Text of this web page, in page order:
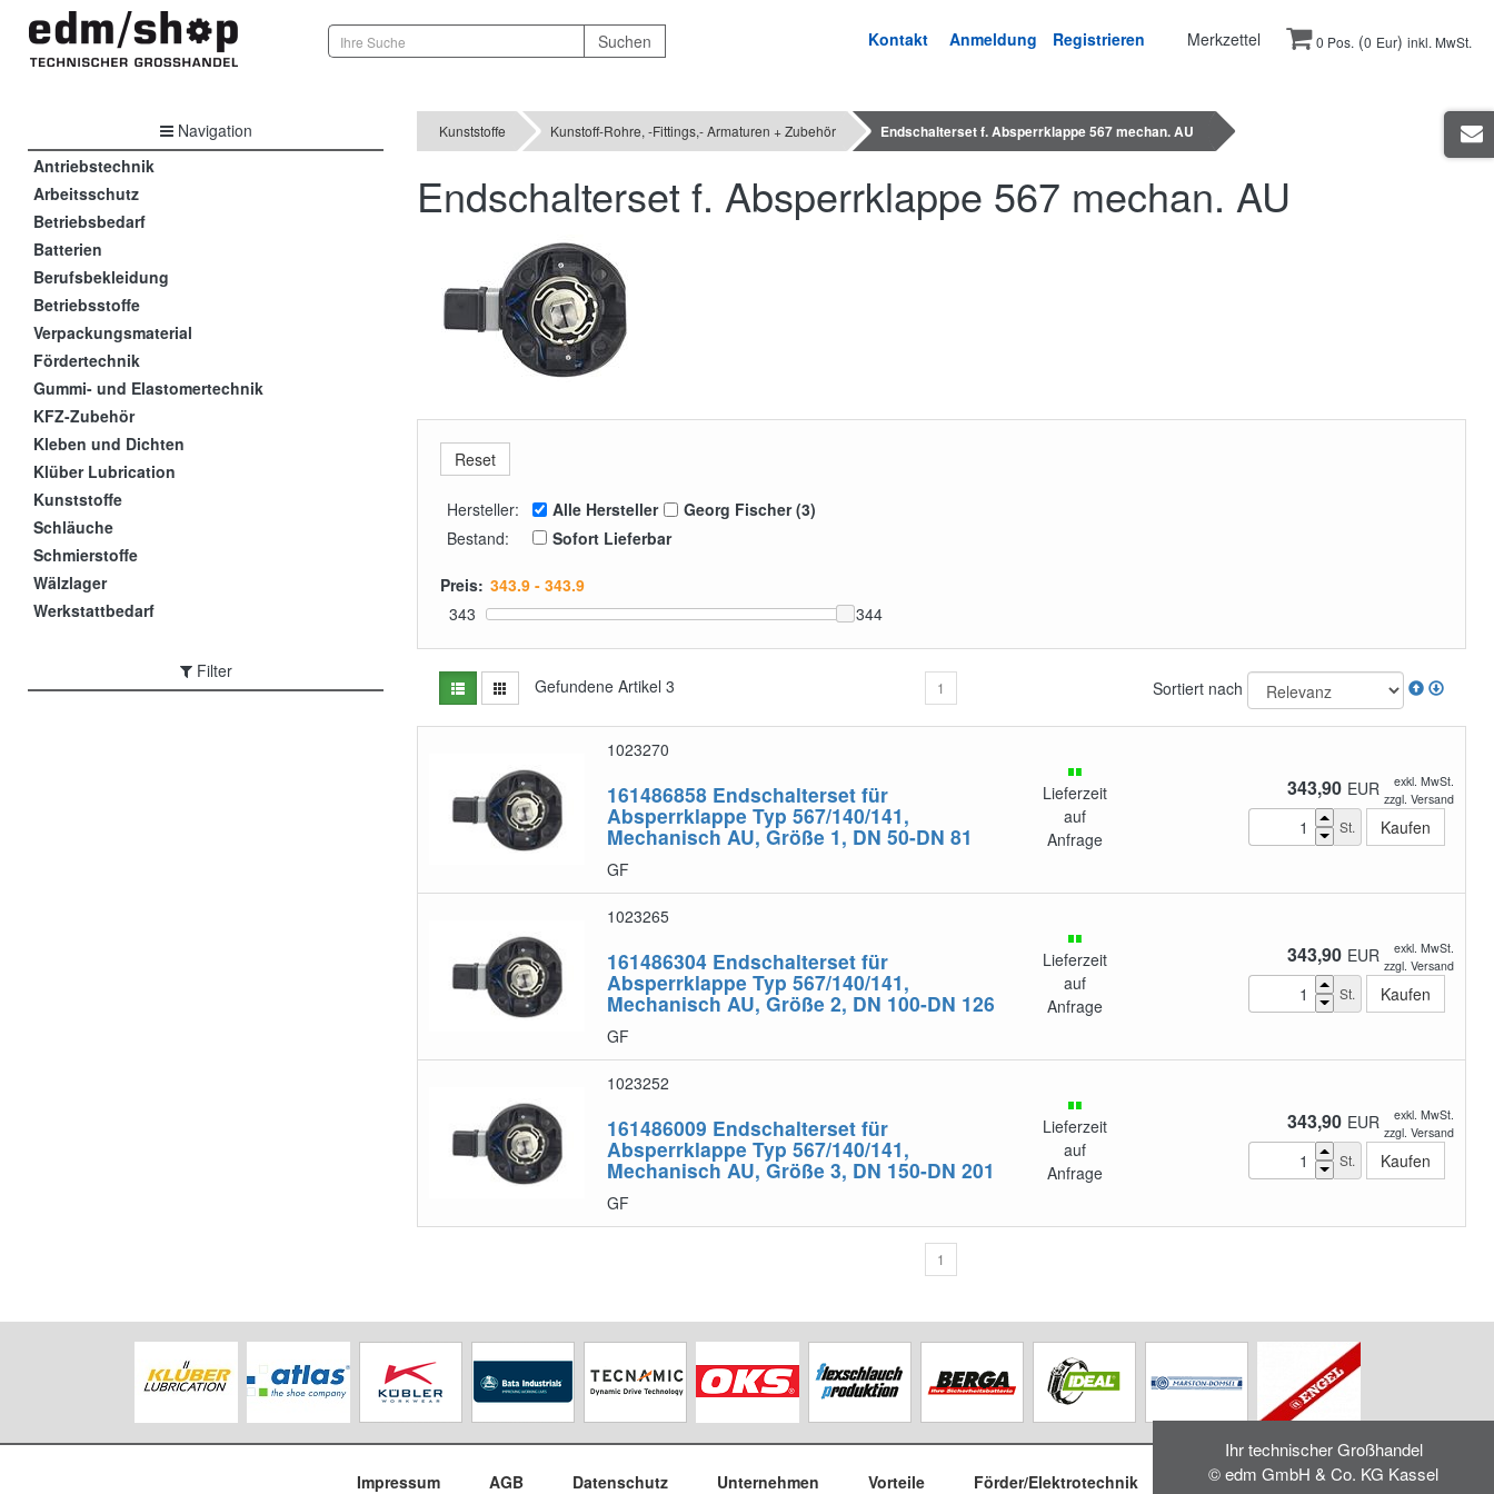
Kontakt Anmeldung Registrieren Merkzettel 0 Pos. (0 Eur) inkl. MwSt.
Navigation
Antriebstechnik
Arbeitsschutz
Betriebsbedarf
Batterien
Berufsbekleidung
Betriebsstoffe
Verpackungsmaterial
Fördertechnik
Gummi- und Elastomertechnik
KFZ-Zubehör
Kleben und Dichten
Klüber Lubrication
Kunststoffe
Schläuche
Schmierstoffe
Wälzlager
Werkstattbedarf
Filter
Kunststoffe Kunstoff-Rohre, -Fittings,- Armaturen + Zubehör Endschalterset f. Absperrklappe 567 mechan. AU
Endschalterset f. Absperrklappe 567 mechan. AU
Hersteller: Alle Hersteller
Georg Fischer (3)
Bestand:
Sofort Lieferbar
Preis:
343
344
Gefundene Artikel 3 1 Sortiert nach
1023270
161486858 Endschalterset für
Absperrklappe Typ 567/140/141,
Mechanisch AU, Größe 1, DN 50-DN 81
GF
Lieferzeit
auf
Anfrage
343,90 EUR
exkl. MwSt.
zzgl. Versand
St.
1023265
161486304 Endschalterset für
Absperrklappe Typ 567/140/141,
Mechanisch AU, Größe 2, DN 100-DN 126
GF
Lieferzeit
auf
Anfrage
343,90 EUR
exkl. MwSt.
zzgl. Versand
St.
1023252
161486009 Endschalterset für
Absperrklappe Typ 567/140/141,
Mechanisch AU, Größe 3, DN 150-DN 201
GF
Lieferzeit
auf
Anfrage
343,90 EUR
exkl. MwSt.
zzgl. Versand
St.
1
Impressum AGB Datenschutz Unternehmen Vorteile Förder/Elektrotechnik
Ihr technischer Großhandel
© edm GmbH & Co. KG Kassel